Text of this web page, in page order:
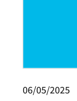
06/05/2025